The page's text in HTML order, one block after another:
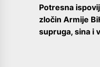
Potresna
zločin Armije
supruga, sina i